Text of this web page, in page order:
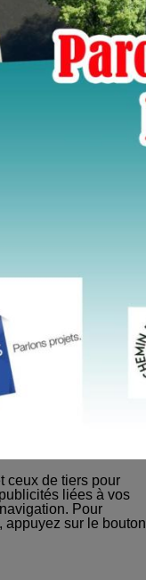
de Vente
ceux de tiers pour
liées à vos
Pour
appuyez sur le bouton